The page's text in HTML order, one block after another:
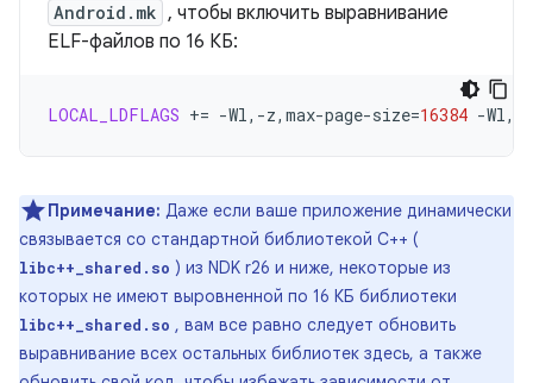
Android.mk , чтобы включить выравнивание
ELF-файлов по 16 КБ:
LOCAL_LDFLAGS += -Wl,-z,max-page-size=16384 -Wl,-
Примечание: Даже если ваше приложение динамически
связывается со стандартной библиотекой C++ (
libc++_shared.so ) из NDK r26 и ниже, некоторые из
которых не имеют выровненной по 16 КБ библиотеки
libc++_shared.so , вам все равно следует обновить
выравнивание всех остальных библиотек здесь, а также